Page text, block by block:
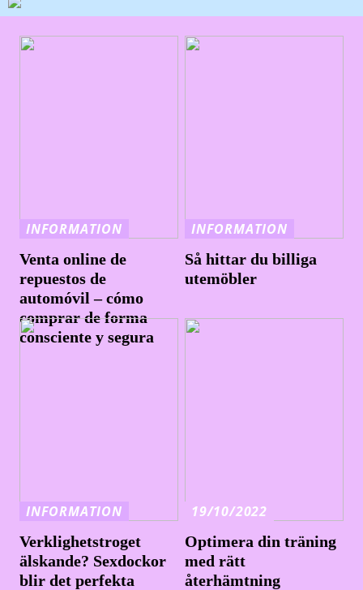
INFORMATION
Venta online de
repuestos de
automóvil – cómo
comprar de forma
consciente y segura
INFORMATION
Så hittar du billiga
utemöbler
INFORMATION
Verklighetstroget
älskande? Sexdockor
blir det perfekta
19/10/2022
Optimera din träning
med rätt
återhämtning